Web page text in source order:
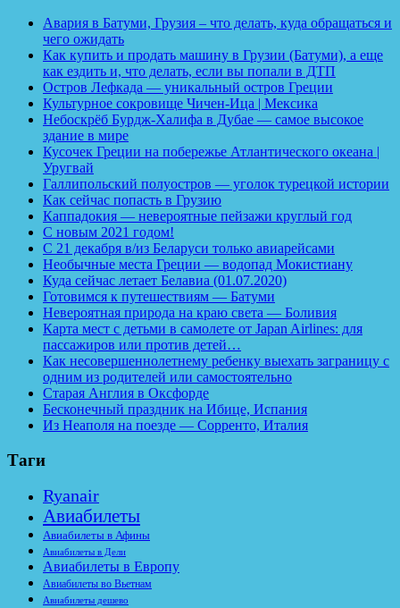
Авария в Батуми, Грузия – что делать, куда обращаться и
чего ожидать
Как купить и продать машину в Грузии (Батуми), а еще
как ездить и, что делать, если вы попали в ДТП
Остров Лефкада — уникальный остров Греции
Культурное сокровище Чичен-Ица | Мексика
Небоскрёб Бурдж-Халифа в Дубае — самое высокое
здание в мире
Кусочек Греции на побережье Атлантического океана |
Уругвай
Галлипольский полуостров — уголок турецкой истории
Как сейчас попасть в Грузию
Каппадокия — невероятные пейзажи круглый год
С новым 2021 годом!
С 21 декабря в/из Беларуси только авиарейсами
Необычные места Греции — водопад Мокистиану
Куда сейчас летает Белавиа (01.07.2020)
Готовимся к путешествиям — Батуми
Невероятная природа на краю света — Боливия
Карта мест с детьми в самолете от Japan Airlines: для
пассажиров или против детей…
Как несовершеннолетнему ребенку выехать заграницу с
одним из родителей или самостоятельно
Старая Англия в Оксфорде
Бесконечный праздник на Ибице, Испания
Из Неаполя на поезде — Сорренто, Италия
Таги
Ryanair
Авиабилеты
Авиабилеты в Афины
Авиабилеты в Дели
Авиабилеты в Европу
Авиабилеты во Вьетнам
Авиабилеты дешево